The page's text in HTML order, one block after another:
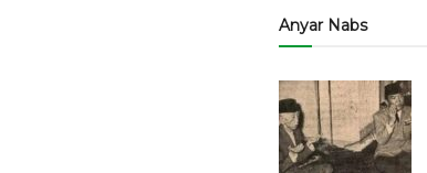
Anyar Nabs